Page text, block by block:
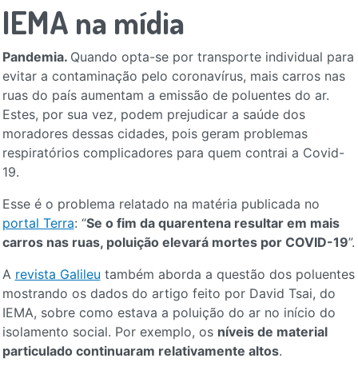
IEMA na mídia
Pandemia. Quando opta-se por transporte individual para
evitar a contaminação pelo coronavírus, mais carros nas
ruas do país aumentam a emissão de poluentes do ar.
Estes, por sua vez, podem prejudicar a saúde dos
moradores dessas cidades, pois geram problemas
respiratórios complicadores para quem contrai a Covid-
19.
Esse é o problema relatado na matéria publicada no
portal Terra: “Se o fim da quarentena resultar em mais
carros nas ruas, poluição elevará mortes por COVID-19”.
A revista Galileu também aborda a questão dos poluentes
mostrando os dados do artigo feito por David Tsai, do
IEMA, sobre como estava a poluição do ar no início do
isolamento social. Por exemplo, os níveis de material
particulado continuaram relativamente altos.